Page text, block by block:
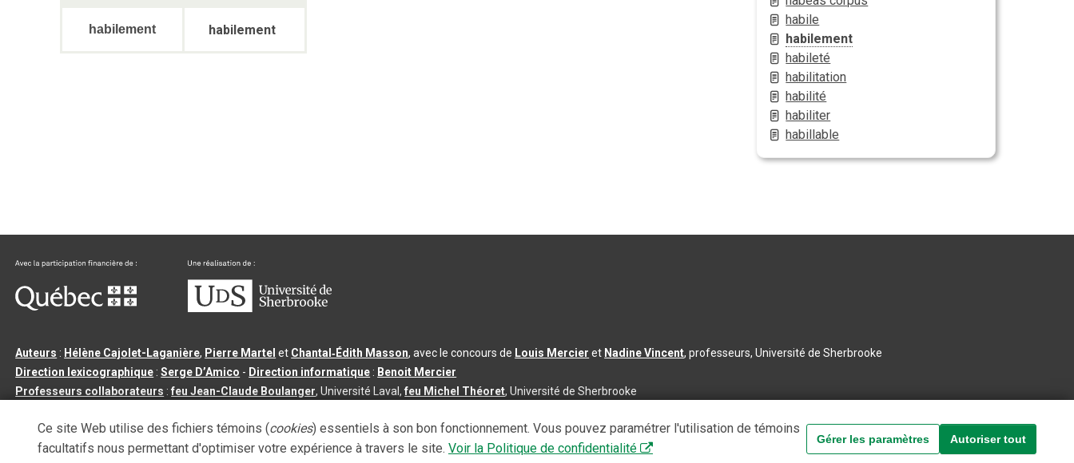
habilement habilement
habile
habilement
habileté
habilitation
habilité
habiliter
habillable
Auteurs : Hélène Cajolet-Laganière, Pierre Martel et Chantal‑Édith Masson, avec le concours de Louis Mercier et Nadine Vincent, professeurs, Université de Sherbrooke
Direction lexicographique :Serge D’Amico - Direction informatique : Benoit Mercier
Professeurs collaborateurs :feu Jean-Claude Boulanger, Université Laval,feu Michel Théoret, Université de Sherbrooke
Tous droits réservés©Université de Sherbrooke |3.2.2- Dernière mise à jour du contenu :2026-08-03
Ce site Web utilise des fichiers témoins (cookies) essentiels à son bon fonctionnement. Vous pouvez paramétrer l'utilisation de témoins
facultatifs nous permettant d'optimiser votre expérience à travers le site. Voir la Politique de confidentialité
Gérer les paramètres Autoriser tout